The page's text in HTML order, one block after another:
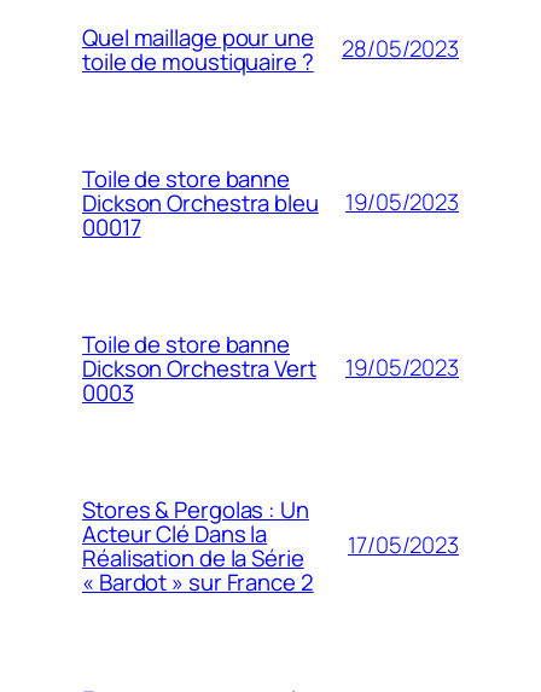
Quel maillage pour une
toile de moustiquaire ? 28/05/2023
Toile de store banne
Dickson Orchestra bleu
00017
19/05/2023
Toile de store banne
Dickson Orchestra Vert
0003
19/05/2023
Stores & Pergolas : Un
Acteur Clé Dans la
Réalisation de la Série
« Bardot » sur France 2
17/05/2023